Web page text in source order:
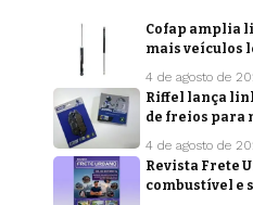
Cofap amplia
mais veículos
4 de agosto de
Riffel lança
de freios para
4 de agosto de
Revista Frete
combustível e